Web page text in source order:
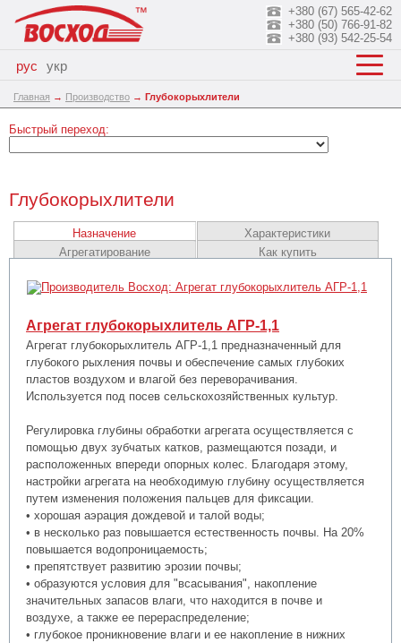
рус укр
+380 (67) 565-42-62
+380 (50) 766-91-82
+380 (93) 542-25-54
Главная → Производство → Глубокорыхлители
Быстрый переход:
Глубокорыхлители
Назначение
Характеристики
Агрегатирование
Как купить
Агрегат глубокорыхлитель АГР-1,1
Агрегат глубокорыхлитель АГР-1,1 предназначенный для
глубокого рыхления почвы и обеспечение самых глубоких
пластов воздухом и влагой без переворачивания.
Используется под посев сельскохозяйственных культур.
Регулировка глубины обработки агрегата осуществляется с
помощью двух зубчатых катков, размещаются позади, и
расположенных впереди опорных колес. Благодаря этому,
настройки агрегата на необходимую глубину осуществляется
путем изменения положения пальцев для фиксации.
• хорошая аэрация дождевой и талой воды;
• в несколько раз повышается естественность почвы. На 20%
повышается водопроницаемость;
• препятствует развитию эрозии почвы;
• образуются условия для "всасывания", накопление
значительных запасов влаги, что находится в почве и
воздухе, а также ее перераспределение;
• глубокое проникновение влаги и ее накопление в нижних